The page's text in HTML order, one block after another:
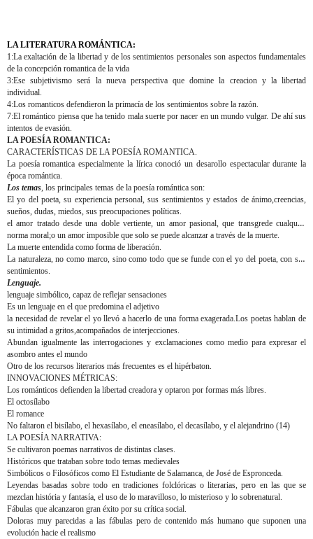
LA LITERATURA ROMÁNTICA:
1:La exaltación de la libertad y de los sentimientos personales son aspectos fundamentales
de la concepción romantica de la vida
3:Ese subjetivismo será la nueva perspectiva que domine la creacion y la libertad
individual.
4:Los romanticos defendieron la primacía de los sentimientos sobre la razón.
7:El romántico piensa que ha tenido mala suerte por nacer en un mundo vulgar. De ahí sus
intentos de evasión.
LA POESÍA ROMANTICA:
CARACTERÍSTICAS DE LA POESÍA ROMANTICA.
La poesía romantica especialmente la lírica conoció un desarollo espectacular durante la
época romántica.
Los temas, los principales temas de la poesía romántica son:
El yo del poeta, su experiencia personal, sus sentimientos y estados de ánimo,creencias,
sueños, dudas, miedos, sus preocupaciones políticas.
el amor tratado desde una doble vertiente,un amor pasional, que transgrede cualquier
norma moral;o un amor imposible que solo se puede alcanzar a través de la muerte.
La muerte entendida como forma de liberación.
La naturaleza,no como marco, sino como todo que se funde con el yo del poeta, con sus
sentimientos.
Lenguaje.
lenguaje simbólico, capaz de reflejar sensaciones
Es un lenguaje en el que predomina el adjetivo
la necesidad de revelar el yo llevó a hacerlo de una forma exagerada.Los poetas hablan de
su intimidad a gritos,acompañados de interjecciones.
Abundan igualmente las interrogaciones y exclamaciones como medio para expresar el
asombro antes el mundo
Otro de los recursos literarios más frecuentes es el hipérbaton.
INNOVACIONES MÉTRICAS:
Los románticos defienden la libertad creadora y optaron por formas más libres.
El octosílabo
El romance
No faltaron el bisílabo, el hexasílabo, el eneasílabo, el decasílabo, y el alejandrino (14)
LA POESÍA NARRATIVA:
Se cultivaron poemas narrativos de distintas clases.
Históricos que trataban sobre todo temas medievales
Simbólicos o Filosóficos como El Estudiante de Salamanca, de José de Espronceda.
Leyendas basadas sobre todo en tradiciones folclóricas o literarias, pero en las que se
mezclan história y fantasía, el uso de lo maravilloso, lo misterioso y lo sobrenatural.
Fábulas que alcanzaron gran éxito por su crítica social.
Doloras muy parecidas a las fábulas pero de contenido más humano que suponen una
evolución hacie el realismo